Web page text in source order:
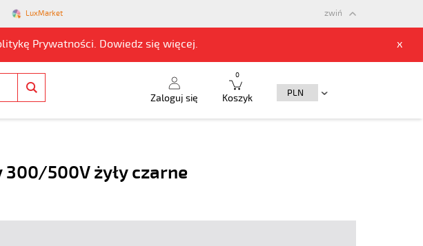
LuxMarket
Prywatności. Dowiedz się więcej. x
zwiń
Zaloguj się Koszyk
0
300/500V żyły czarne